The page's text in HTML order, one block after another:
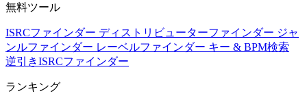
無料ツール
ISRCファインダー ディストリビューターファインダー ジャ
ンルファインダー レーベルファインダー キー & BPM検索
逆引きISRCファインダー
ランキング